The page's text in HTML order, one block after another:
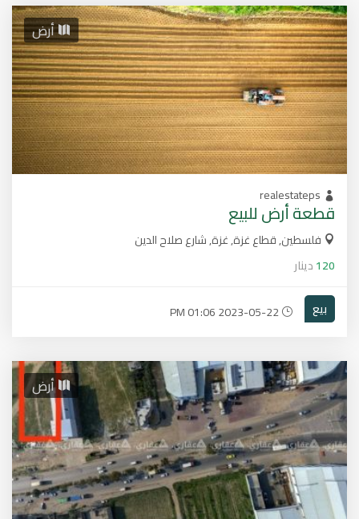
أرض
realestateps
قطعة أرض للبيع
فلسطين, قطاع غزة, غزة, شارع صلاح الدين
120دينار
بيع
أرض